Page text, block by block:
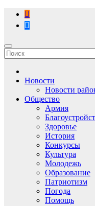
Перейти
содержимому
Новости
Новости
Общество
Армия
Здоровье
История
Конкурсы
Культура
Молодежь
Образование
Патриотизм
Погода
Помощь